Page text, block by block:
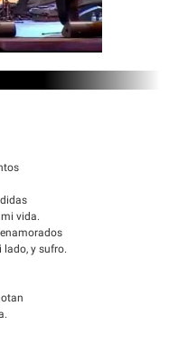
vida.
lado, y sufro.